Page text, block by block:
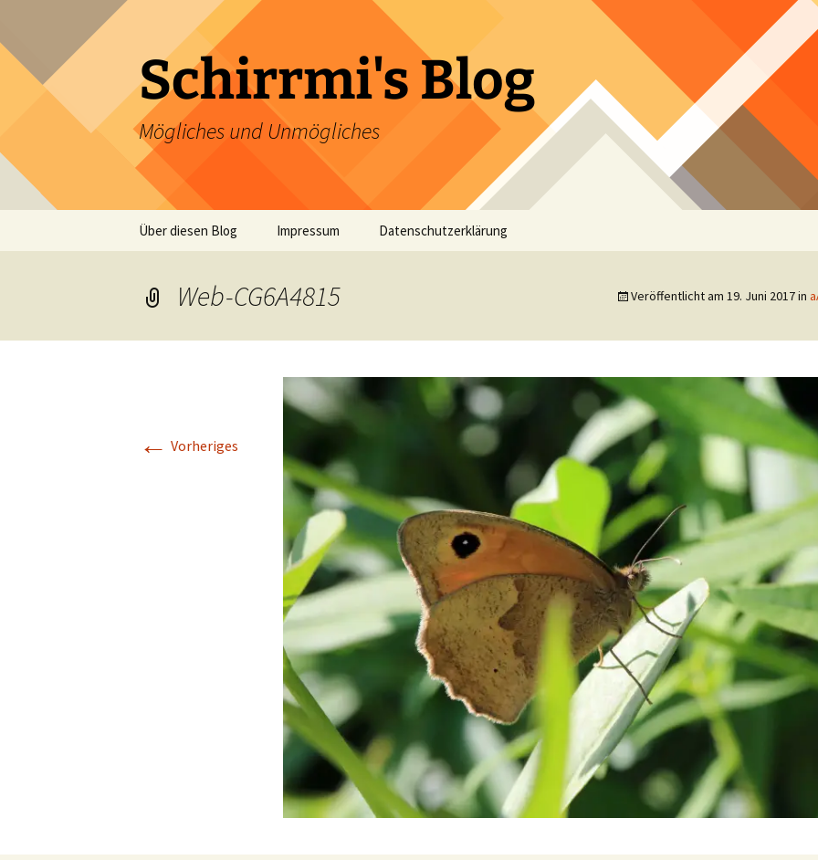
springen
Schirrmi's Blog
Mögliches und Unmögliches
Über diesen Blog Impressum Datenschutzerklärung
Web-CG6A4815 Veröffentlicht am 19. Juni 2017in
← Vorheriges